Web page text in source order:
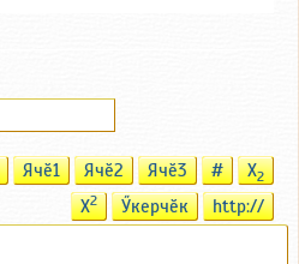
Ячӗ1 Ячӗ2 Ячӗ3 # X2
X2 Ӳкерчӗк http://